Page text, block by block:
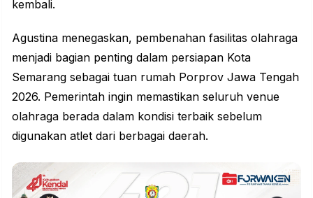
kembali.
Agustina menegaskan, pembenahan fasilitas olahraga
menjadi bagian penting dalam persiapan Kota
Semarang sebagai tuan rumah Porprov Jawa Tengah
2026. Pemerintah ingin memastikan seluruh venue
olahraga berada dalam kondisi terbaik sebelum
digunakan atlet dari berbagai daerah.